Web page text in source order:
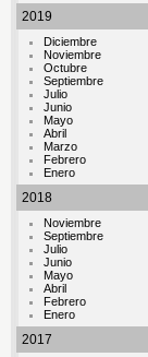
2019
Diciembre
Noviembre
Octubre
Septiembre
Julio
Junio
Mayo
Abril
Marzo
Febrero
Enero
2018
Noviembre
Septiembre
Julio
Junio
Mayo
Abril
Febrero
Enero
2017